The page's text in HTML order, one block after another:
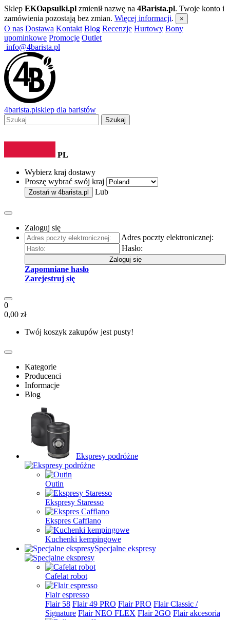
Sklep EKOapsulki.pl zmienił nazwę na 4Barista.pl. Twoje konto i
zamówienia pozostają bez zmian. Więcej informacji. ×
O nas Dostawa Kontakt Blog Recenzje Hurtowy Bony
upominkowe Promocje Outlet
info@4barista.pl
4barista.plsklep dla baristów
Szukaj
PL
Wybierz kraj dostawy
Proszę wybrać swój kraj
Zostań w 4barista.pl Lub
Zaloguj się
Adres poczty elektronicznej:
Hasło:
Zaloguj się
Zapomniane hasło
Zarejestruj się
0
0,00 zł
Twój koszyk zakupów jest pusty!
Kategorie
Producenci
Informacje
Blog
Ekspresy podróżne
Outin
Ekspresy Staresso
Ekspres Cafflano
Kuchenki kempingowe
Specjalne ekspresy
Cafelat robot
Flair espresso
Flair 58 Flair 49 PRO Flair PRO Flair Classic /
Signature Flair NEO FLEX Flair 2GO Flair akcesoria